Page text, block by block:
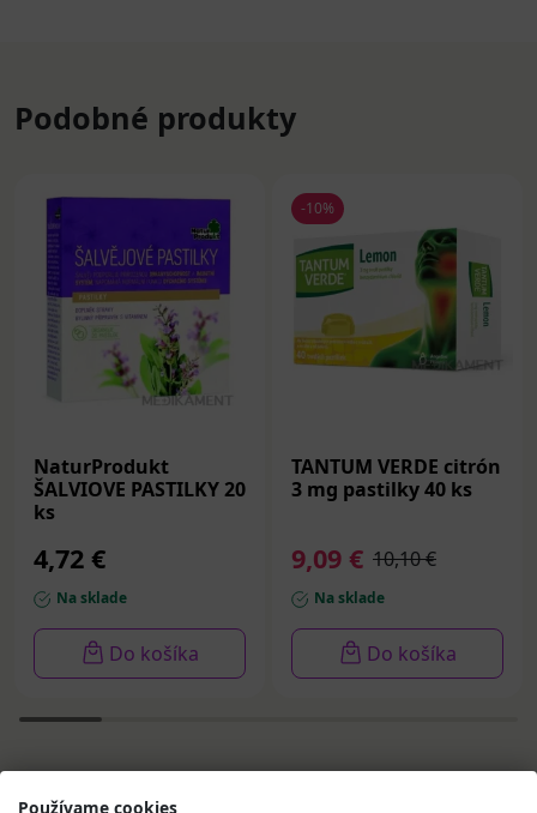
Podobné produkty
NaturProdukt
ŠALVIOVE PASTILKY 20
ks
4,72 €
Na sklade
Do košíka
-10%
TANTUM VERDE citrón
3 mg pastilky 40 ks
9,09 € 10,10 €
Na sklade
Do košíka
Používame cookies